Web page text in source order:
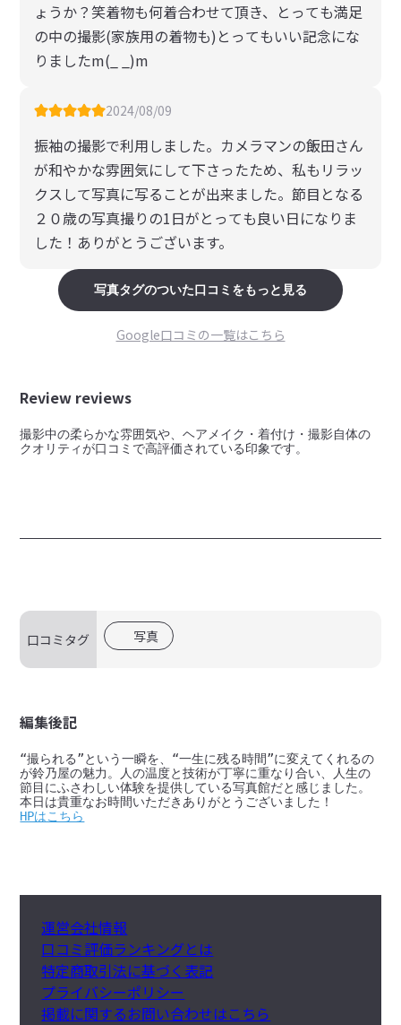
ょうか？笑着物も何着合わせて頂き、とっても満足
の中の撮影(家族用の着物も)とってもいい記念にな
りましたm(_ _)m
2024/08/09
振袖の撮影で利用しました。カメラマンの飯田さん
が和やかな雰囲気にして下さったため、私もリラッ
クスして写真に写ることが出来ました。節目となる
２０歳の写真撮りの1日がとっても良い日になりま
した！ありがとうございます。
写真タグのついた口コミをもっと見る
Google口コミの一覧はこちら
Review reviews
撮影中の柔らかな雰囲気や、ヘアメイク・着付け・撮影自体の
クオリティが口コミで高評価されている印象です。
口コミタグ 写真
編集後記
“撮られる”という一瞬を、“一生に残る時間”に変えてくれるの
が鈴乃屋の魅力。人の温度と技術が丁寧に重なり合い、人生の
節目にふさわしい体験を提供している写真館だと感じました。
HPはこちら
運営会社情報
口コミ評価ランキングとは
特定商取引法に基づく表記
プライバシーポリシー
掲載に関するお問い合わせはこちら